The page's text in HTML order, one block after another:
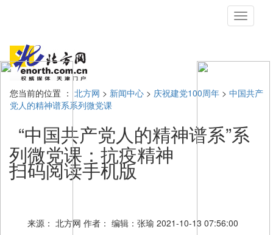
切
换
您当前的位置 ： 北方网 > 新闻中心 > 庆祝建党100周年 > 中国共产
党人的精神谱系系列微党课
“中国共产党人的精神谱系”系
列微党课：抗疫精神
扫码阅读手机版
来源： 北方网 作者： 编辑：张瑜 2021-10-13 07:56:00